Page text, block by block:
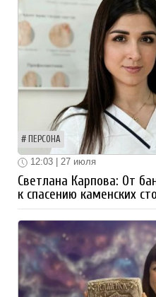
ПЕРСОНА
12:03 | 27 июля
Светлана Карпова: От
к спасению каменских